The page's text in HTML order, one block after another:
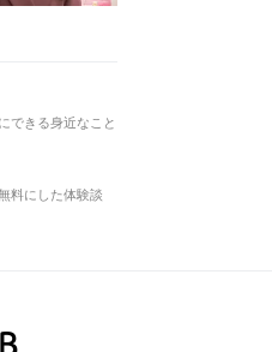
できる身近なこと
料にした体験談